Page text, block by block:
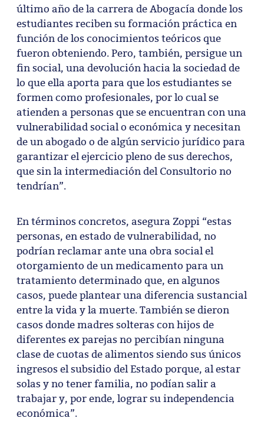
último año de la carrera de Abogacía donde los
estudiantes reciben su formación práctica en
función de los conocimientos teóricos que
fueron obteniendo. Pero, también, persigue un
fin social, una devolución hacia la sociedad de
lo que ella aporta para que los estudiantes se
formen como profesionales, por lo cual se
atienden a personas que se encuentran con una
vulnerabilidad social o económica y necesitan
de un abogado o de algún servicio jurídico para
garantizar el ejercicio pleno de sus derechos,
que sin la intermediación del Consultorio no
tendrían”.
En términos concretos, asegura Zoppi “estas
personas, en estado de vulnerabilidad, no
podrían reclamar ante una obra social el
otorgamiento de un medicamento para un
tratamiento determinado que, en algunos
casos, puede plantear una diferencia sustancial
entre la vida y la muerte. También se dieron
casos donde madres solteras con hijos de
diferentes ex parejas no percibían ninguna
clase de cuotas de alimentos siendo sus únicos
ingresos el subsidio del Estado porque, al estar
solas y no tener familia, no podían salir a
trabajar y, por ende, lograr su independencia
económica”.